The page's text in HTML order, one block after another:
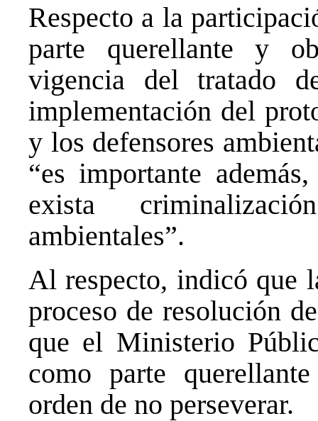
Respecto a la
parte querellante y
vigencia del tratado
implementación del
y los defensores
“es importante
exista
ambientales”.
Al respecto, indicó que
proceso de resolución
que el Ministerio
como parte
orden de no perseverar.